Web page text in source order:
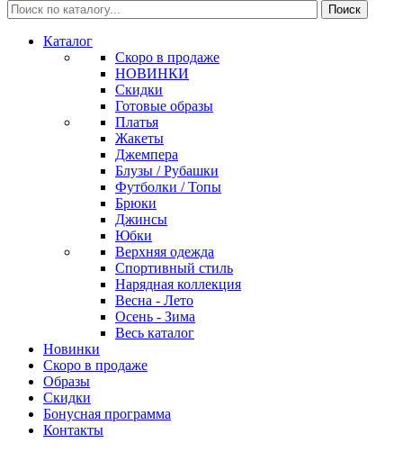
Каталог
Скоро в продаже
НОВИНКИ
Скидки
Готовые образы
Платья
Жакеты
Джемпера
Блузы / Рубашки
Футболки / Топы
Брюки
Джинсы
Юбки
Верхняя одежда
Спортивный стиль
Нарядная коллекция
Весна - Лето
Осень - Зима
Весь каталог
Новинки
Скоро в продаже
Образы
Скидки
Бонусная программа
Контакты